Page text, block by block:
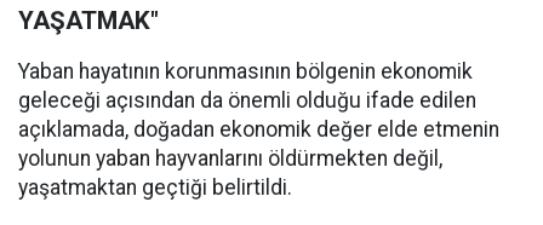
YAŞATMAK"
Yaban hayatının korunmasının bölgenin ekonomik
geleceği açısından da önemli olduğu ifade edilen
açıklamada, doğadan ekonomik değer elde etmenin
yolunun yaban hayvanlarını öldürmekten değil,
yaşatmaktan geçtiği belirtildi.